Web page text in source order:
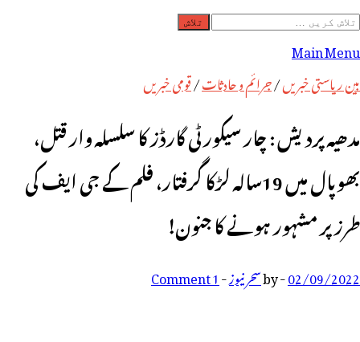
تلاش
کریں
برائے:
Main Menu
بین ریاستی خبریں/جرائم و حادثات/قومی خبریں
مدھیہ پردیش : چار سیکورٹی گارڈز کا سلسلہ وار قتل،
بھوپال میں 19سالہ لڑکا گرفتار، فلم کے جی ایف کی
طرز پر مشہور ہونے کا جنون!
02/09/2022
-
byسحر نیوز-
1 Comment